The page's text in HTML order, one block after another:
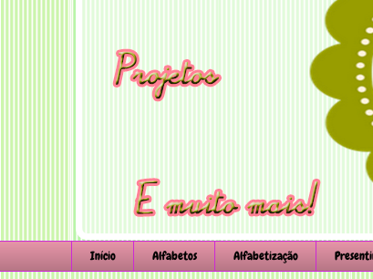
Início Alfabetos Alfabetização